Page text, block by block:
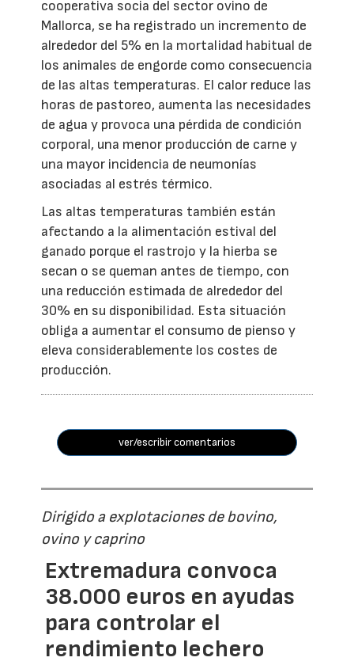
cooperativa socia del sector ovino de
Mallorca, se ha registrado un incremento de
alrededor del 5% en la mortalidad habitual de
los animales de engorde como consecuencia
de las altas temperaturas. El calor reduce las
horas de pastoreo, aumenta las necesidades
de agua y provoca una pérdida de condición
corporal, una menor producción de carne y
una mayor incidencia de neumonías
asociadas al estrés térmico.
Las altas temperaturas también están
afectando a la alimentación estival del
ganado porque el rastrojo y la hierba se
secan o se queman antes de tiempo, con
una reducción estimada de alrededor del
30% en su disponibilidad. Esta situación
obliga a aumentar el consumo de pienso y
eleva considerablemente los costes de
producción.
ver/escribir comentarios
Dirigido a explotaciones de bovino,
ovino y caprino
Extremadura convoca
38.000 euros en ayudas
para controlar el
rendimiento lechero